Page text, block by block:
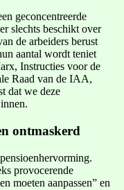
geconcentreerde
slechts beschikt over
de arbeiders berust
aantal wordt teniet
Instructies voor de
Raad van de IAA,
dat we deze
ontmaskerd
provocerende
moeten aanpassen” en